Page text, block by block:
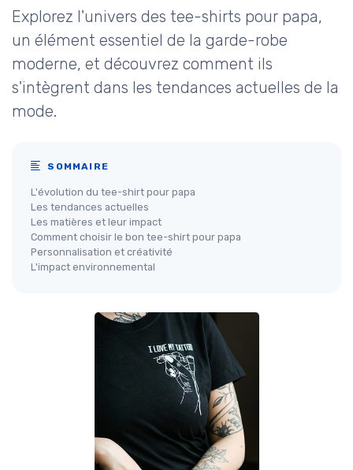
Explorez l'univers des tee-shirts pour papa,
un élément essentiel de la garde-robe
moderne, et découvrez comment ils
s'intègrent dans les tendances actuelles de la
mode.
SOMMAIRE
L'évolution du tee-shirt pour papa
Les tendances actuelles
Les matières et leur impact
Comment choisir le bon tee-shirt pour papa
Personnalisation et créativité
L'impact environnemental